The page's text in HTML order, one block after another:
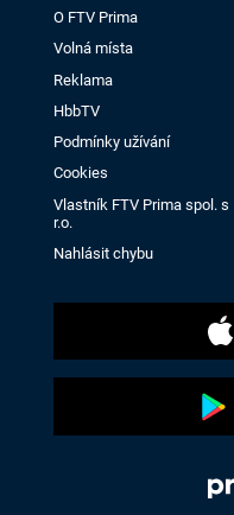
O FTV Prima
Volná místa
Reklama
HbbTV
Podmínky užívání
Cookies
Vlastník FTV Prima spol. s
r.o.
Nahlásit chybu